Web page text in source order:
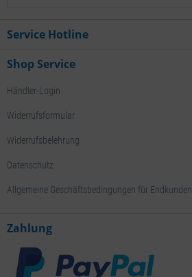
Service Hotline
Shop Service
Händler-Login
Widerrufsformular
Widerrufsbelehrung
Datenschutz
Allgemeine Geschäftsbedingungen für Endkunden
Zahlung